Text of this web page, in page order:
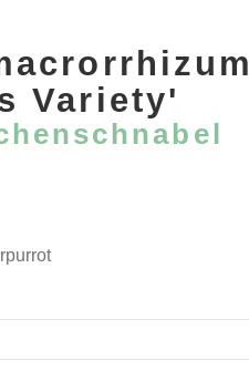
Variety'